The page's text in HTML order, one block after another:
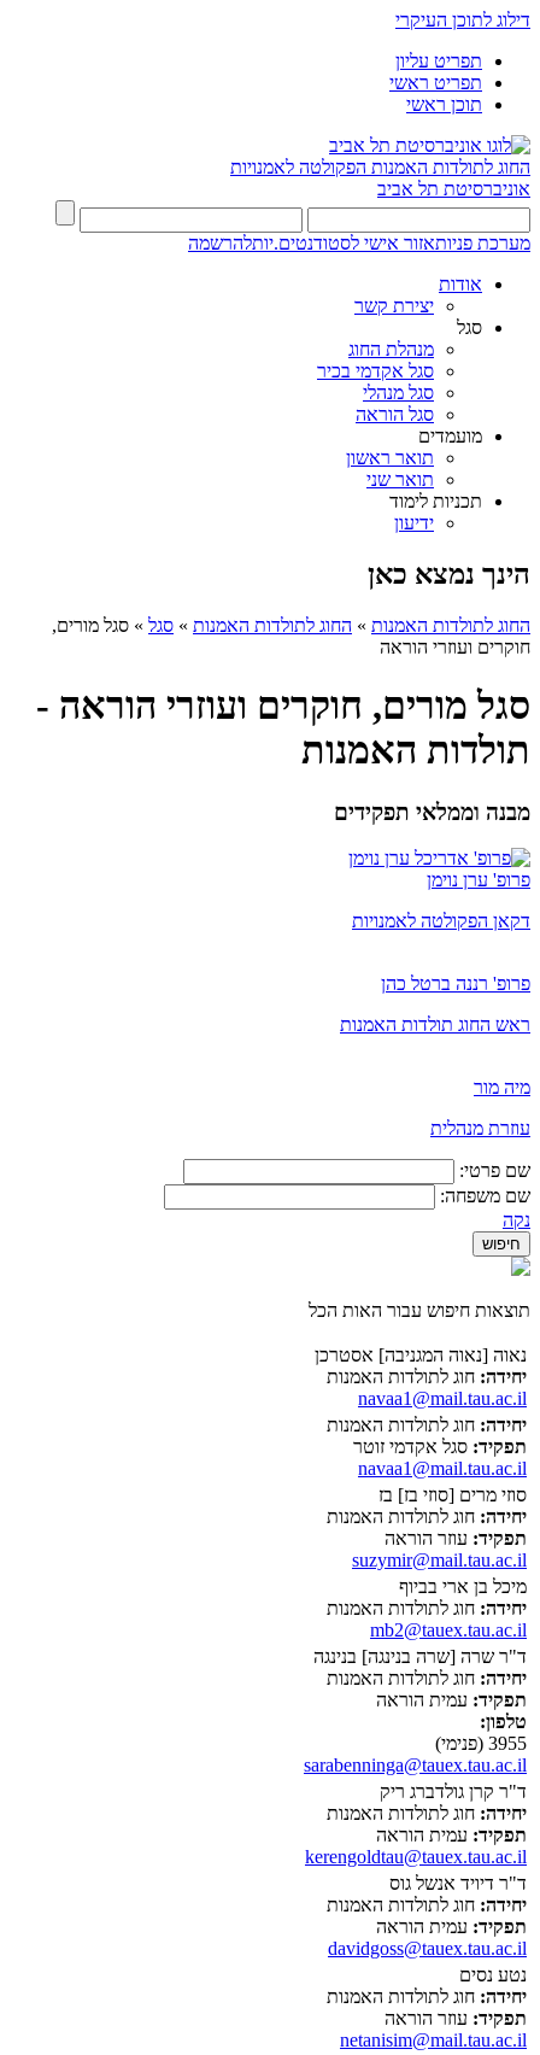
דילוג לתוכן העיקרי
תפריט עליון
תפריט ראשי
תוכן ראשי
החוג לתולדות האמנות הפקולטה לאמנויות
אוניברסיטת תל אביב
מערכת פניותאזור אישי לסטודנטים.יותלהרשמה
אודות
יצירת קשר
סגל
מנהלת החוג
סגל אקדמי בכיר
סגל מנהלי
סגל הוראה
מועמדים
תואר ראשון
תואר שני
תכניות לימוד
ידיעון
הינך נמצא כאן
החוג לתולדות האמנות » החוג לתולדות האמנות » סגל » סגל מורים,
חוקרים ועוזרי הוראה
סגל מורים, חוקרים ועוזרי הוראה -
תולדות האמנות
מבנה וממלאי תפקידים
פרופ' ערן נוימן
דקאן הפקולטה לאמנויות
פרופ' רננה ברטל כהן
ראש החוג תולדות האמנות
מיה מור
​עוזרת מנהלית
שם פרטי:
שם משפחה:
נקה
תוצאות חיפוש עבור האות הכל
נאוה [נאוה המגניבה] אסטרכן
יחידה: חוג לתולדות האמנות
navaa1@mail.tau.ac.il
יחידה: חוג לתולדות האמנות
תפקיד: סגל אקדמי זוטר
navaa1@mail.tau.ac.il
סוזי מרים [סוזי בז] בז
יחידה: חוג לתולדות האמנות
תפקיד: עוזר הוראה
suzymir@mail.tau.ac.il
מיכל בן ארי בביוף
יחידה: חוג לתולדות האמנות
mb2@tauex.tau.ac.il
ד"ר שרה [שרה בנינגה] בנינגה
יחידה: חוג לתולדות האמנות
תפקיד: עמית הוראה
טלפון:
3955 (פנימי)
sarabenninga@tauex.tau.ac.il
ד"ר קרן גולדברג ריק
יחידה: חוג לתולדות האמנות
תפקיד: עמית הוראה
kerengoldtau@tauex.tau.ac.il
ד"ר דיויד אנשל גוס
יחידה: חוג לתולדות האמנות
תפקיד: עמית הוראה
davidgoss@tauex.tau.ac.il
נטע נסים
יחידה: חוג לתולדות האמנות
תפקיד: עוזר הוראה
netanisim@mail.tau.ac.il